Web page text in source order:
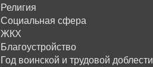
Религия
Социальная сфера
ЖКХ
Благоустройство
Год воинской и трудовой доблести